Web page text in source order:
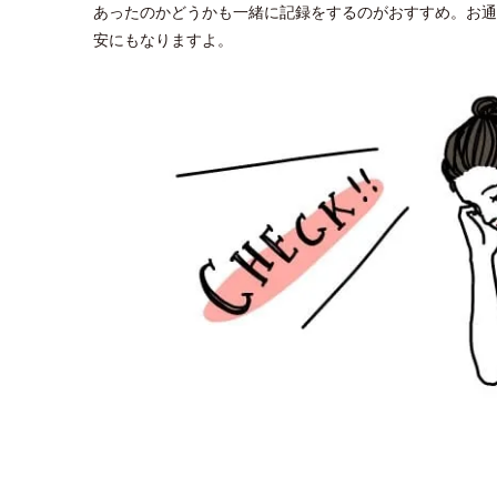
あったのかどうかも一緒に記録をするのがおすすめ。お
安にもなりますよ。